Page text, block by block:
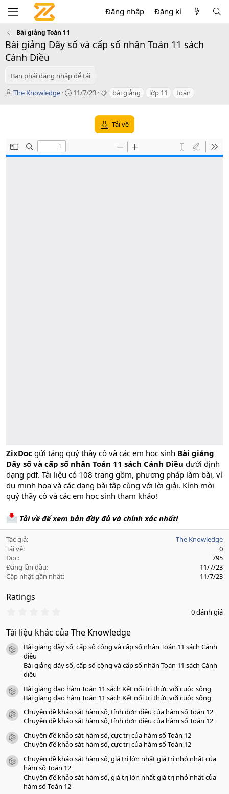
Đăng nhập Đăng kí
Bài giảng Toán 11
Bài giảng Dãy số và cấp số nhân Toán 11 sách
Cánh Diều
Bạn phải đăng nhập để tải
T
The Knowledge
C
n
11/7/23
T bài giảng lớp 11 toán
Tải về
ZixDoc gửi tặng quý thầy cô và các em học sinh Bài giảng
Dãy số và cấp số nhân Toán 11 sách Cánh Diều dưới định
dạng pdf. Tài liệu có 108 trang gồm, phương pháp làm bài, ví
dụ minh họa và các dạng bài tập cùng với lời giải. Kính mời
quý thầy cô và các em học sinh tham khảo!
Tải về để xem bản đầy đủ và chính xác nhất!
Tác giả
The Knowledge
Tải về
0
Đọc
795
Đăng lần đầu
11/7/23
Cập nhật gần nhất
11/7/23
Ratings
0
0
a
0 đánh giá
Tài liệu khác của The Knowledge
icon tài liệu
Bài giảng dãy số, cấp số cộng và cấp số nhân Toán 11 sách Cánh
diều
Bài giảng dãy số, cấp số cộng và cấp số nhân Toán 11 sách Cánh
diều
icon tài liệu
Bài giảng đạo hàm Toán 11 sách Kết nối tri thức với cuộc sống
Bài giảng đạo hàm Toán 11 sách Kết nối tri thức với cuộc sống
icon tài liệu
Chuyên đề khảo sát hàm số, tính đơn điệu của hàm số Toán 12
Chuyên đề khảo sát hàm số, tính đơn điệu của hàm số Toán 12
icon tài liệu
Chuyên đề khảo sát hàm số, cực trị của hàm số Toán 12
Chuyên đề khảo sát hàm số, cực trị của hàm số Toán 12
icon tài liệu
Chuyên đề khảo sát hàm số, giá trị lớn nhất giá trị nhỏ nhất của
hàm số Toán 12
Chuyên đề khảo sát hàm số, giá trị lớn nhất giá trị nhỏ nhất của
hàm số Toán 12